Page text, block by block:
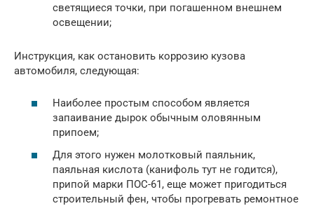
светящиеся точки, при погашенном внешнем
освещении;
Инструкция, как остановить коррозию кузова
автомобиля, следующая:
Наиболее простым способом является
запаивание дырок обычным оловянным
припоем;
Для этого нужен молотковый паяльник,
паяльная кислота (канифоль тут не годится),
припой марки ПОС-61, еще может пригодиться
строительный фен, чтобы прогревать ремонтное